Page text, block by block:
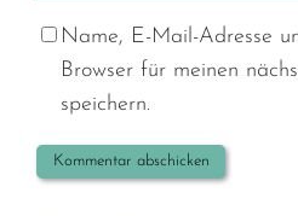
Name, E-Mail-Adresse
Browser für meinen
speichern.